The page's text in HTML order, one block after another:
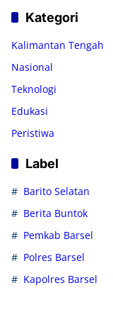
Kategori
Kalimantan Tengah
Nasional
Teknologi
Edukasi
Peristiwa
Label
Barito Selatan
Berita Buntok
Pemkab Barsel
Polres Barsel
Kapolres Barsel